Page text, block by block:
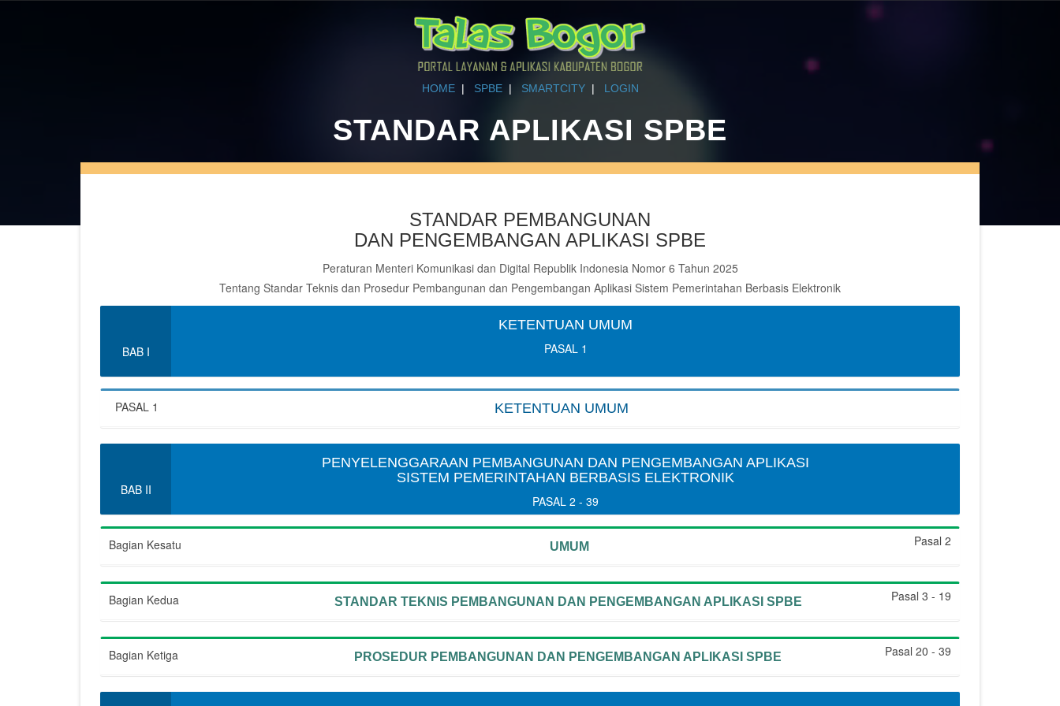
HOME| SPBE| SMARTCITY| LOGIN
STANDAR APLIKASI SPBE
STANDAR PEMBANGUNAN
DAN PENGEMBANGAN APLIKASI SPBE
Peraturan Menteri Komunikasi dan Digital Republik Indonesia Nomor 6 Tahun 2025
Tentang Standar Teknis dan Prosedur Pembangunan dan Pengembangan Aplikasi Sistem Pemerintahan Berbasis Elektronik
BAB I
KETENTUAN UMUM
PASAL 1
PASAL 1 KETENTUAN UMUM
BAB II
PENYELENGGARAAN PEMBANGUNAN DAN PENGEMBANGAN APLIKASI
SISTEM PEMERINTAHAN BERBASIS ELEKTRONIK
PASAL 2 - 39
Bagian Kesatu UMUM Pasal 2
Bagian Kedua STANDAR TEKNIS PEMBANGUNAN DAN PENGEMBANGAN APLIKASI SPBE Pasal 3 - 19
Bagian Ketiga PROSEDUR PEMBANGUNAN DAN PENGEMBANGAN APLIKASI SPBE Pasal 20 - 39